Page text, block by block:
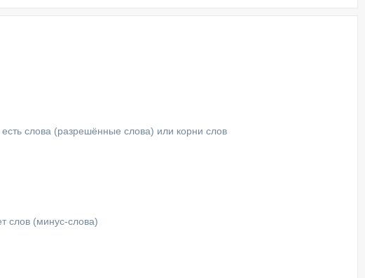
слова (разрешённые слова) или корни слов
слов (минус-слова)